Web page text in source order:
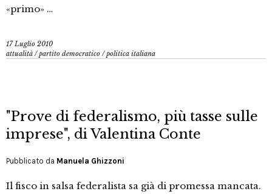
«primo» …
17 Luglio 2010
attualità /partito democratico /politica italiana
"Prove di federalismo, più tasse sulle
imprese", di Valentina Conte
Pubblicato da Manuela Ghizzoni
Il fisco in salsa federalista sa già di promessa mancata.